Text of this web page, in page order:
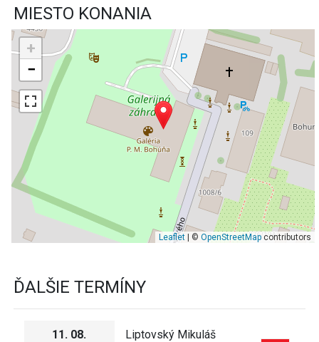
MIESTO KONANIA
+
−
Leaflet| © OpenStreetMapcontributors
ĎALŠIE TERMÍNY
11. 08. Liptovský Mikuláš